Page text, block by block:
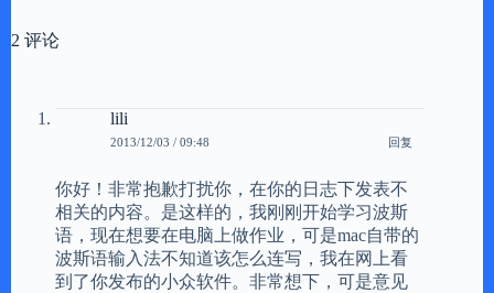
2 评论
lili
2013/12/03 / 09:48 回复
你好！非常抱歉打扰你，在你的日志下发表不
相关的内容。是这样的，我刚刚开始学习波斯
语，现在想要在电脑上做作业，可是mac自带的
波斯语输入法不知道该怎么连写，我在网上看
到了你发布的小众软件。非常想下，可是意见